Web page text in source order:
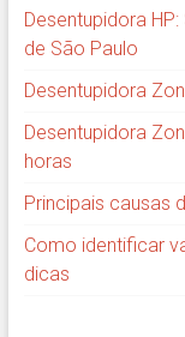
Desentupidora
de São Paulo
Desentupidora
Desentupidora
horas
Principais causas
Como identificar
dicas